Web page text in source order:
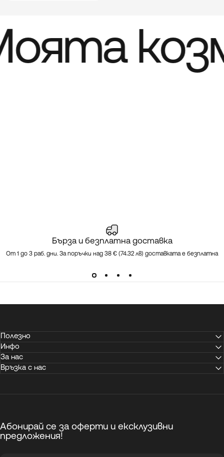
Бърза и безплатна доставка
От 1 до 3 раб. дни. За поръчки над 38 € (74.32 лв) доставката е безплатна
Полезно
Инфо
За нас
Връзка с нас
Абонирай се за оферти и ексклузивни
предложения!